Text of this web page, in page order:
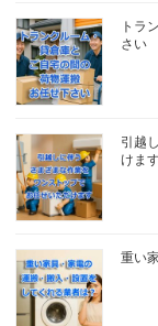
トラ
さい
引越
けま
重い